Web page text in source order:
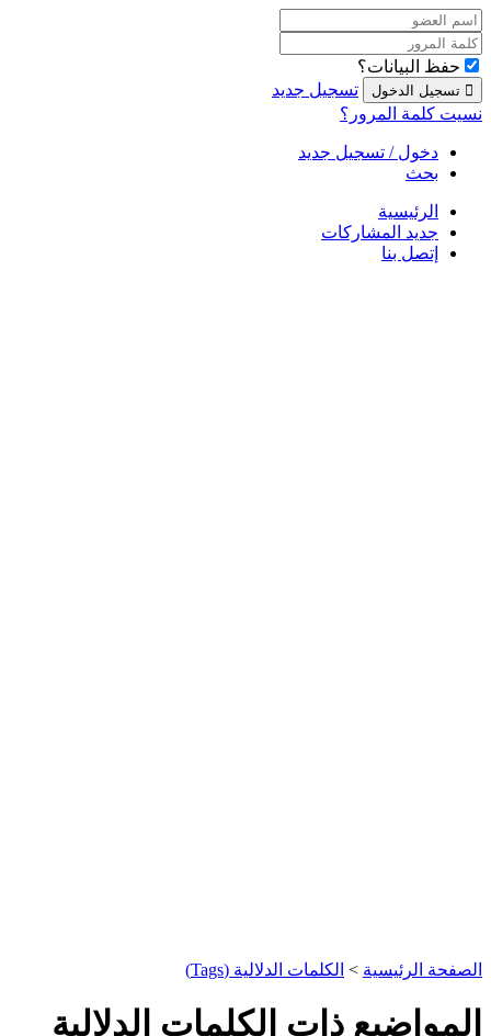
حفظ البيانات؟
تسجيل جديد
نسيت كلمة المرور؟
دخول / تسجيل جديد
بحث
الرئيسية
جديد المشاركات
إتصل بنا
الصفحة الرئيسية > الكلمات الدلالية (Tags)
المواضيع ذات الكلمات الدلالية